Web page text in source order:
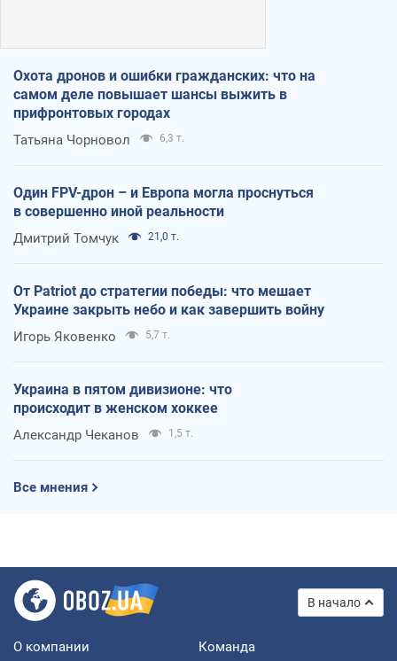
Охота дронов и ошибки гражданских: что на
самом деле повышает шансы выжить в
прифронтовых городах
Татьяна Чорновол 6,3 т.
Один FPV-дрон – и Европа могла проснуться
в совершенно иной реальности
Дмитрий Томчук 21,0 т.
От Patriot до стратегии победы: что мешает
Украине закрыть небо и как завершить войну
Игорь Яковенко 5,7 т.
Украина в пятом дивизионе: что
происходит в женском хоккее
Александр Чеканов 1,5 т.
Все мнения
В начало
О компании Команда